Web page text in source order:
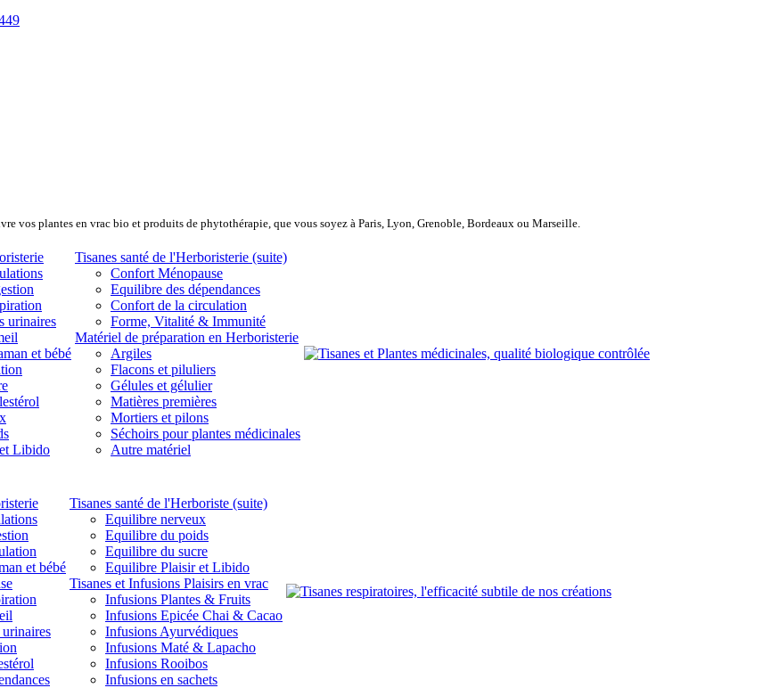
vos plantes en vrac bio et produits de phytothérapie, que vous soyez à Paris, Lyon, Grenoble, Bordeaux ou Marseille.
urinaires
et bébé
Libido
Tisanes santé de l'Herboristerie (suite)
Confort Ménopause
Equilibre des dépendances
Confort de la circulation
Forme, Vitalité & Immunité
Matériel de préparation en Herboristerie
Argiles
Flacons et piluliers
Gélules et gélulier
Matières premières
Mortiers et pilons
Séchoirs pour plantes médicinales
Autre matériel
et bébé
Tisanes santé de l'Herboriste (suite)
Equilibre nerveux
Equilibre du poids
Equilibre du sucre
Equilibre Plaisir et Libido
Tisanes et Infusions Plaisirs en vrac
Infusions Plantes & Fruits
Infusions Epicée Chai & Cacao
Infusions Ayurvédiques
Infusions Maté & Lapacho
Infusions Rooibos
Infusions en sachets